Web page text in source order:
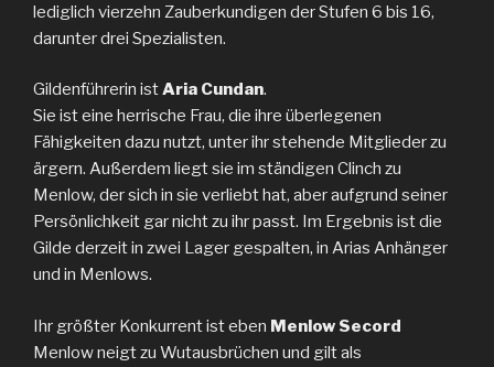
lediglich vierzehn Zauberkundigen der Stufen 6 bis 16,
darunter drei Spezialisten.
Gildenführerin istAria Cundan.
Sie ist eine herrische Frau, die ihre überlegenen
Fähigkeiten dazu nutzt, unter ihr stehende Mitglieder zu
ärgern. Außerdem liegt sie im ständigen Clinch zu
Menlow, der sich in sie verliebt hat, aber aufgrund seiner
Persönlichkeit gar nicht zu ihr passt. Im Ergebnis ist die
Gilde derzeit in zwei Lager gespalten, in Arias Anhänger
und in Menlows.
Ihr größter Konkurrent ist eben Menlow Secord
Menlow neigt zu Wutausbrüchen und gilt als